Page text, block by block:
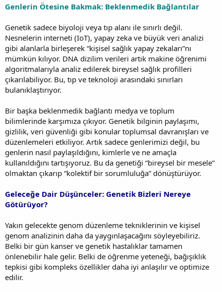
Genlerin Ötesine Bakmak: Beklenmedik Bağlantılar
Genetik sadece biyoloji veya tıp alanı ile sınırlı değil.
Nesnelerin interneti (IoT), yapay zeka ve büyük veri analizi
gibi alanlarla birleşerek “kişisel sağlık yapay zekaları”nı
mümkün kılıyor. DNA dizilim verileri artık makine öğrenimi
algoritmalarıyla analiz edilerek bireysel sağlık profilleri
çıkarılabiliyor. Bu, tıp ve teknoloji arasındaki sınırları
bulanıklaştırıyor.
Bir başka beklenmedik bağlantı medya ve toplum
bilimlerinde karşımıza çıkıyor. Genetik bilginin paylaşımı,
gizlilik, veri güvenliği gibi konular toplumsal davranışları ve
düzenlemeleri etkiliyor. Artık sadece genlerimizi değil, bu
genlerin nasıl paylaşıldığını, kimlerle ve ne amaçla
kullanıldığını tartışıyoruz. Bu da genetiği “bireysel bir mesele”
olmaktan çıkarıp “kolektif bir sorumluluğa” dönüştürüyor.
Geleceğe Dair Düşünceler: Genetik Bizleri Nereye
Götürüyor?
Yakın gelecekte genom düzenleme tekniklerinin ve kişisel
genom analizinin daha da yaygınlaşacağını söyleyebiliriz.
Belki bir gün kanser ve genetik hastalıklar tamamen
önlenebilir hale gelir. Belki de öğrenme yeteneği, bağışıklık
tepkisi gibi kompleks özellikler daha iyi anlaşılır ve optimize
edilir.